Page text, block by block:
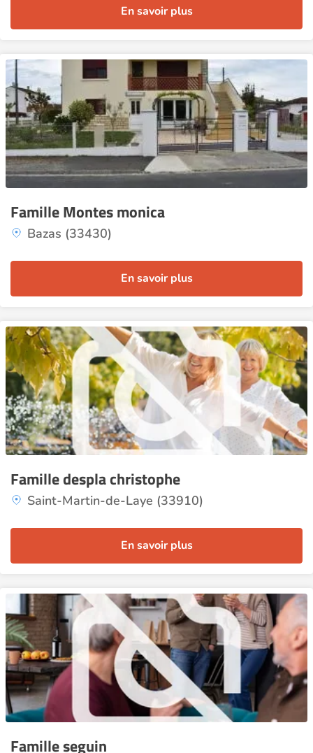
En savoir plus
Famille Montes monica
Bazas (33430)
En savoir plus
Famille despla christophe
Saint-Martin-de-Laye (33910)
En savoir plus
Famille seguin